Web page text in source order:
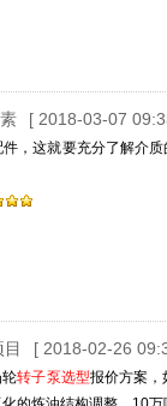
[ 2018-03-07
，这就要充分了解介
[ 2018-02-26
轮转子泵选型报价方案，